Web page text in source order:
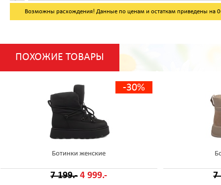
Возможны расхождения! Данные по ценам и остаткам приведены на
ПОХОЖИЕ ТОВАРЫ
-30%
Ботинки женские
7 199.- 4 999.- 7